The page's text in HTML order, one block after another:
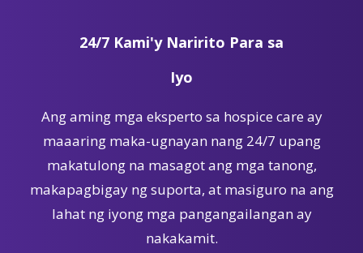
24/7 Kami'y Naririto Para sa
Iyo
Ang aming mga eksperto sa hospice care ay
maaaring maka-ugnayan nang 24/7 upang
makatulong na masagot ang mga tanong,
makapagbigay ng suporta, at masiguro na ang
lahat ng iyong mga pangangailangan ay
nakakamit.